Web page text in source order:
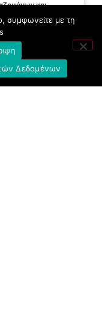
και
συμφωνείτε με τη
Δεδομένων